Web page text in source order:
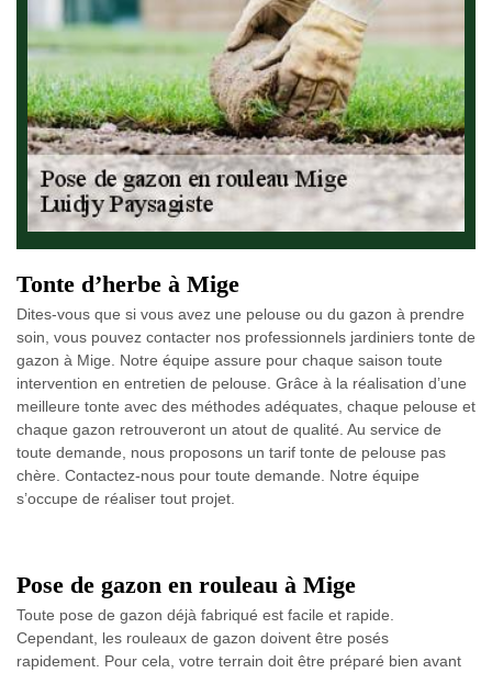
Tonte d’herbe à Mige
Dites-vous que si vous avez une pelouse ou du gazon à prendre
soin, vous pouvez contacter nos professionnels jardiniers tonte de
gazon à Mige. Notre équipe assure pour chaque saison toute
intervention en entretien de pelouse. Grâce à la réalisation d’une
meilleure tonte avec des méthodes adéquates, chaque pelouse et
chaque gazon retrouveront un atout de qualité. Au service de
toute demande, nous proposons un tarif tonte de pelouse pas
chère. Contactez-nous pour toute demande. Notre équipe
s’occupe de réaliser tout projet.
Pose de gazon en rouleau à Mige
Toute pose de gazon déjà fabriqué est facile et rapide.
Cependant, les rouleaux de gazon doivent être posés
rapidement. Pour cela, votre terrain doit être préparé bien avant